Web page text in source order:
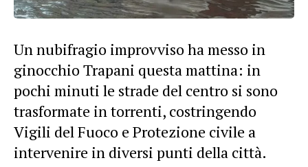
Un nubifragio improvviso ha messo in
ginocchio Trapani questa mattina: in
pochi minuti le strade del centro si sono
trasformate in torrenti, costringendo
Vigili del Fuoco e Protezione civile a
intervenire in diversi punti della città.